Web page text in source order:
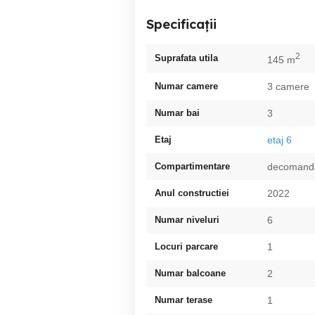
Specificații
Suprafata utila 145 m2
Numar camere 3 camere
Numar bai 3
Etaj etaj 6
Compartimentare
Anul constructiei 2022
Numar niveluri 6
Locuri parcare 1
Numar balcoane 2
Numar terase 1